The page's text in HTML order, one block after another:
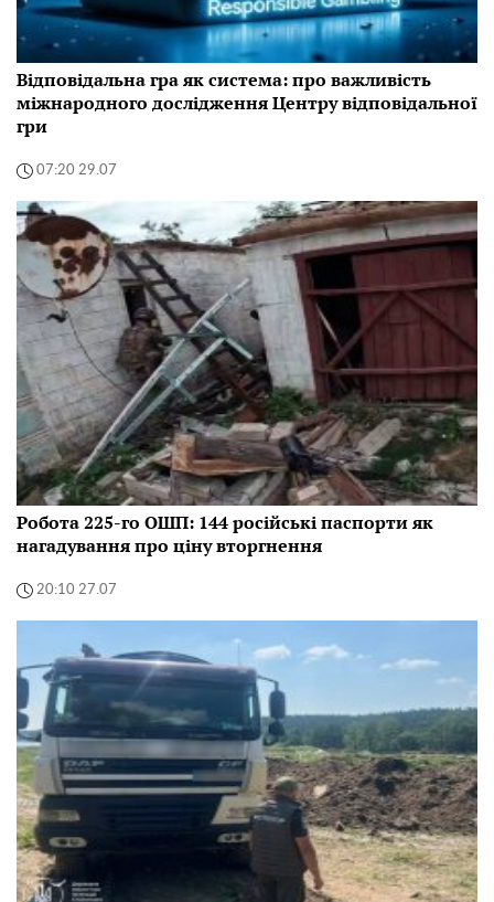
Відповідальна гра як система: про важливість
міжнародного дослідження Центру відповідальної
гри
07:20 29.07
Робота 225-го ОШП: 144 російські паспорти як
нагадування про ціну вторгнення
20:10 27.07